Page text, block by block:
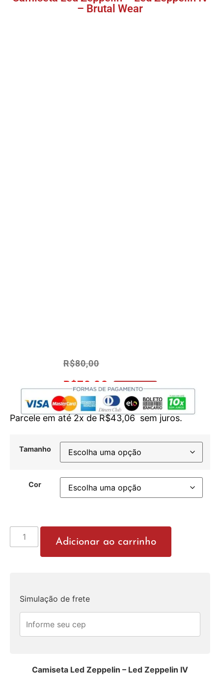
– Brutal Wear
R$80,00
R$76,00 No Pix 5% OFF
Parcele em até 2x deR$43,06 sem juros.
Tamanho
Cor
Adicionar ao carrinho
Simulação de frete
Camiseta Led Zeppelin – Led Zeppelin IV